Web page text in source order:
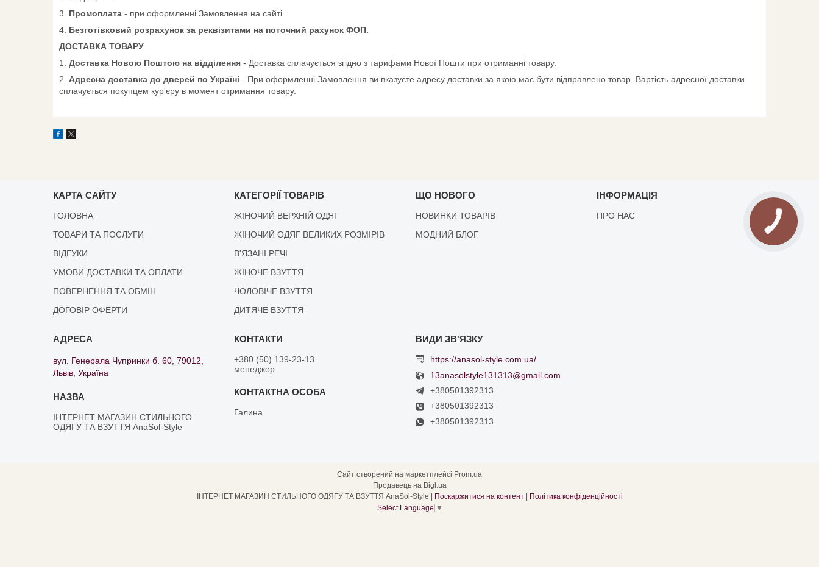
3. Промоплата - при оформленні Замовлення на сайті.
4. Безготівковий розрахунок за реквізитами на поточний рахунок ФОП.
ДОСТАВКА ТОВАРУ
1.
Доставка Новою Поштою на відділення - Доставка сплачується згідно з тарифами Нової Пошти при отриманні товару.
2. Адресна доставка до дверей по Україні - При оформленні Замовлення ви вказуєте адресу доставки за якою має бути відправлено товар. Вартість адресної доставки
сплачується покупцем кур'єру в момент отримання товару.
КАРТА САЙТУ
ГОЛОВНА
ТОВАРИ ТА ПОСЛУГИ
ВІДГУКИ
УМОВИ ДОСТАВКИ ТА ОПЛАТИ
ПОВЕРНЕННЯ ТА ОБМІН
ДОГОВІР ОФЕРТИ
КАТЕГОРІЇ ТОВАРІВ
ЖІНОЧИЙ ВЕРХНІЙ ОДЯГ
ЖІНОЧИЙ ОДЯГ ВЕЛИКИХ РОЗМІРІВ
В'ЯЗАНІ РЕЧІ
ЖІНОЧЕ ВЗУТТЯ
ЧОЛОВІЧЕ ВЗУТТЯ
ДИТЯЧЕ ВЗУТТЯ
ЩО НОВОГО
НОВИНКИ ТОВАРІВ
МОДНИЙ БЛОГ
ІНФОРМАЦІЯ
ПРО НАС
вул. Генерала Чупринки б. 60, 79012,
Львів, Україна
ІНТЕРНЕТ МАГАЗИН СТИЛЬНОГО
ОДЯГУ ТА ВЗУТТЯ AnaSol-Style
+380 (50) 139-23-13
менеджер
Галина
https://anasol-style.com.ua/
13anasolstyle131313@gmail.com
+380501392313
+380501392313
+380501392313
Сайт створений на маркетплейсі Prom.ua
Продавець на Bigl.ua
Поскаржитися на контент
Політика конфіденційності
Select Language ▼